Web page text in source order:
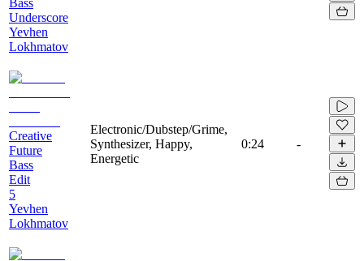
Underscore
Yevhen
Lokhmatov
Creative
Future
Bass
Edit
5
Yevhen
Lokhmatov
Electronic/Dubstep/Grime,
Synthesizer, Happy,
Energetic
0:24 -